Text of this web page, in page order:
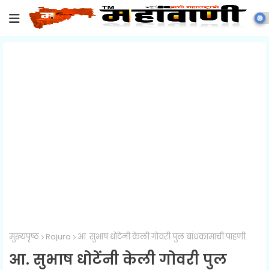
मुख्यपृष्ठ Rajura आ. सुभाष धोटेंनी केली गोवरी पुल बांधकामाची पाहणी.
आ. सुभाष धोटेंनी केली गोवरी पुल